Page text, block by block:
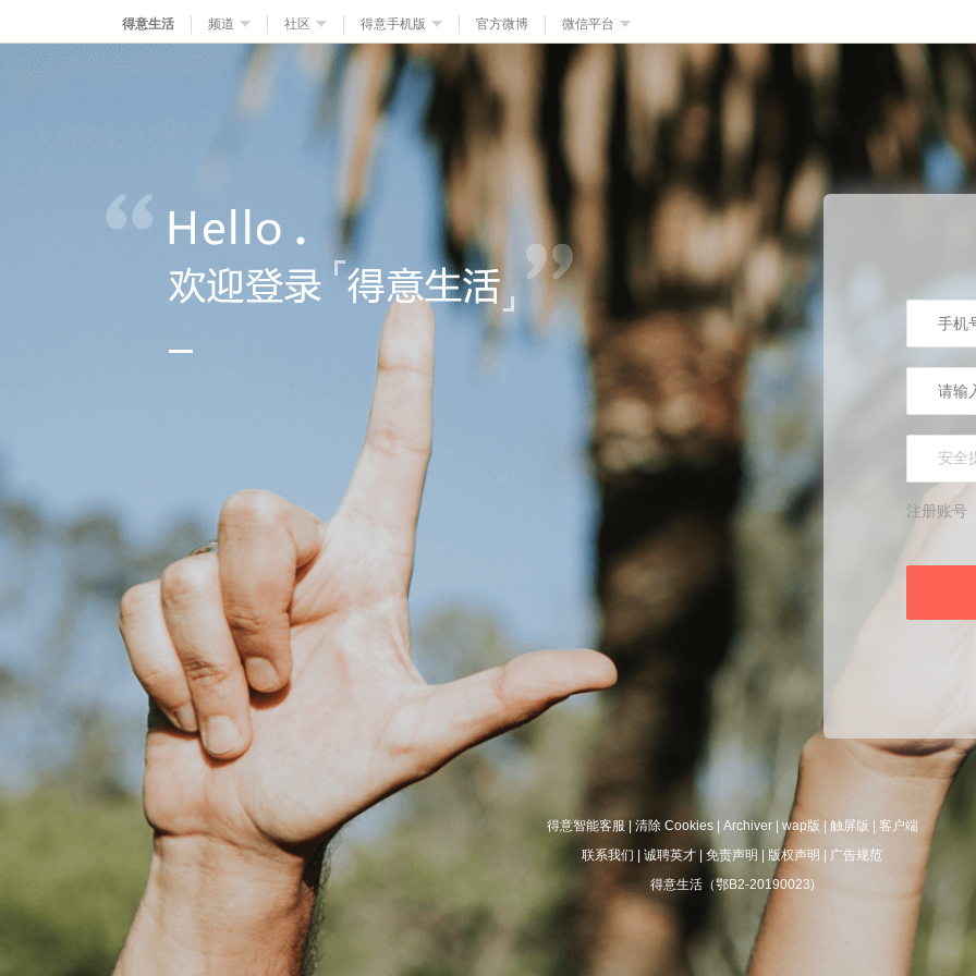
得意生活 频道 社区 得意手机版 官方微博 微信平台
安全
注册账号
得意智能客服 清除 Cookies| Archiver| wap版 触屏版
客户端
联系我们
诚聘英才 免责声明 版权声明
广告规范
得意生活（鄂B2-20190023)